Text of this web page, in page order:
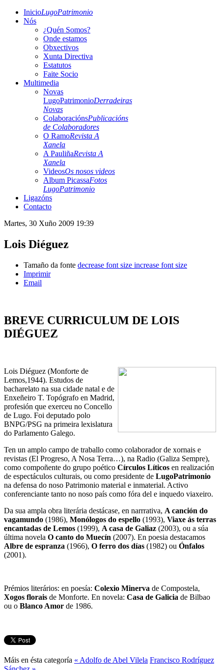
InicioLugoPatrimonio
Nós
¿Quén Somos?
Onde estamos
Obxectivos
Xunta Directiva
Estatutos
Faite Socio
Multimedia
Novas
LugoPatrimonioDerradeiras
Novas
ColaboraciónsPublicacións
de Colaboradores
O RamoRevista A
Xanela
A PauliñaRevista A
Xanela
VideosOs nosos videos
Album PicassaFotos
LugoPatrimonio
Ligazóns
Contacto
Martes, 30 Xuño 2009 19:39
Lois Diéguez
Tamaño da fonte decrease font size increase font size
Imprimir
Email
BREVE CURRICULUM DE LOIS
DIÉGUEZ
Lois Diéguez (Monforte de
Lemos,1944). Estudos de
bacharelato na sua cidade natal e de
Enxeñeiro T. Topógrafo en Madrid,
profesión que exerceu no Concello
de Lugo. Foi deputado polo
BNPG/PSG na primeira lexislatura
do Parlamento Galego.
Ten un amplo campo de traballo como colaborador de xornais e
revistas (El Progreso, A Nosa Terra…), na Radio (Galiza Sempre),
como compoñente do grupo poético Círculos Líticos en realización
de espectáculos culturais, ou como presidente de LugoPatrimonio
na defensa do noso Patrimonio material e inmaterial. Activo
conferenciante tanto no noso país como fóra del e inquedo viaxeiro.
Da sua ampla obra literária destácase, en narrrativa, A canción do
vagamundo (1986), Monólogos do espello (1993), Viaxe ás terras
encantadas de Lemos (1999), A casa de Galiaz (2003), ou a súa
última novela O canto do Muecín (2007). En poesia destacamos
Albre de espranza (1966), O ferro dos días (1982) ou Ónfalos
(2001).
Prémios literários: en poesía: Colexio Minerva de Compostela,
Xogos florais de Monforte. En novela: Casa de Galicia de Bilbao
ou o Blanco Amor de 1986.
Máis en ésta categoría « Adolfo de Abel Vilela Francisco Rodríguez